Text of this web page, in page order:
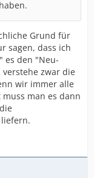
Grund für
sagen, dass ich
es den "Neu-
zwar die
wir immer alle
man es dann